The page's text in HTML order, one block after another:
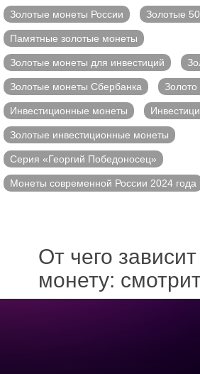
Золотые монеты России Золотые
Памятные золотые монеты
Золотые монеты для инвестиций
Золотые монеты Сбербанка
Инвестиционные монеты
Золотые инвестиционные монеты
Серия «Георгий Победоносец»
Монеты современной России 2024 года
От чего
монету: